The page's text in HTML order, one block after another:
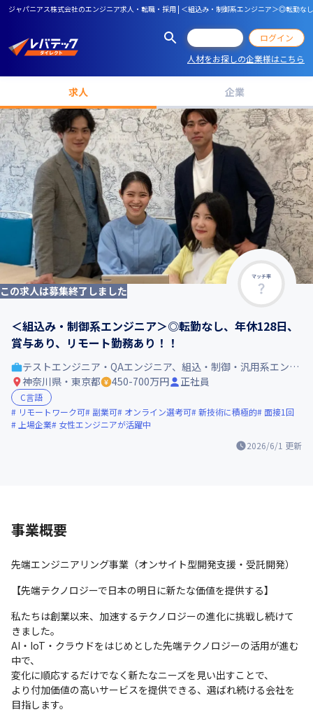
ジャパニアス株式会社のエンジニア求人・転職・採用 | ＜組込み・制御系エンジニア＞◎転勤な
ログイン
人材をお探しの企業様はこちら
求人 企業
マッチ率
この求人は募集終了しました
＜組込み・制御系エンジニア＞◎転勤なし、年休128日、
賞与あり、リモート勤務あり！！
2026/6/1 更新
テストエンジニア・QAエンジニア、組込・制御・汎用系エンジニア
神奈川県・東京都
450-700万円 正社員
C言語
リモートワーク可
副業可 オンライン選考可 新技術に積極的
面接1回
上場企業
女性エンジニアが活躍中
事業概要
先端エンジニアリング事業（オンサイト型開発支援・受託開発）
【先端テクノロジーで日本の明日に新たな価値を提供する】
私たちは創業以来、加速するテクノロジーの進化に挑戦し続けて
きました。
AI・IoT・クラウドをはじめとした先端テクノロジーの活用が進む
中で、
変化に順応するだけでなく新たなニーズを見い出すことで、
より付加価値の高いサービスを提供できる、選ばれ続ける会社を
目指します。